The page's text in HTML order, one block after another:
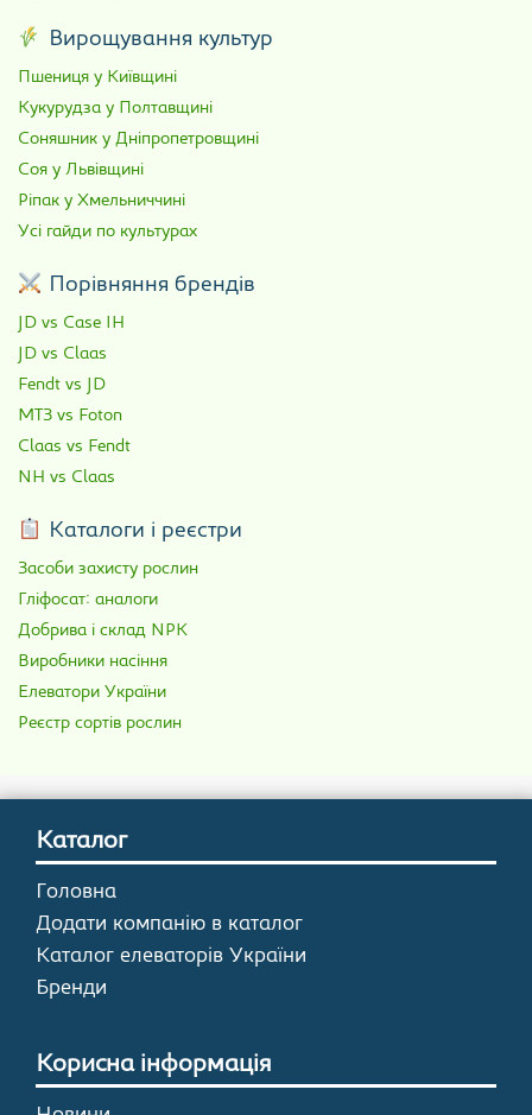
Вирощування культур
Пшениця у Київщині
Кукурудза у Полтавщині
Соняшник у Дніпропетровщині
Соя у Львівщині
Ріпак у Хмельниччині
Усі гайди по культурах
Порівняння брендів
JD vs Case IH
JD vs Claas
Fendt vs JD
МТЗ vs Foton
Claas vs Fendt
NH vs Claas
Каталоги і реєстри
Засоби захисту рослин
Гліфосат: аналоги
Добрива і склад NPK
Виробники насіння
Елеватори України
Реєстр сортів рослин
Каталог
Головна
Додати компанію в каталог
Каталог елеваторів України
Бренди
Корисна інформація